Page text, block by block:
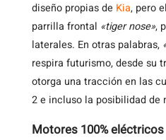
diseño propias de Kia, pero
parrilla frontal «tiger nose»,
laterales. En otras palabras,
respira futurismo, desde su
otorga una tracción en las
2 e incluso la posibilidad de
Motores 100% eléctricos